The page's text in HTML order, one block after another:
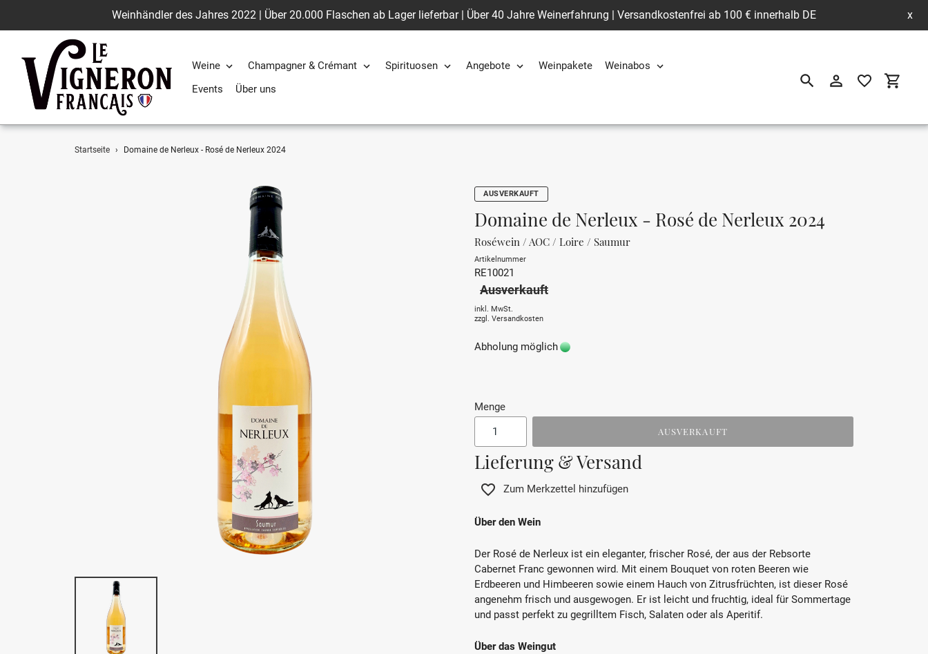
Weinhändler des Jahres 2022 | Über 20.000 Flaschen ab Lager lieferbar | Über 40 Jahre Weinerfahrung | Versandkostenfrei ab 100 € innerhalb DE x
Weine Champagner & Crémant Spirituosen Angebote Weinpakete
Weinabos
Events
Über uns SuchenEinloggen
Startseite › Domaine de Nerleux - Rosé de Nerleux 2024
AUSVERKAUFT
Domaine de Nerleux - Rosé de Nerleux 2024
Roséwein / AOC / Loire / Saumur
Artikelnummer
RE10021
Ausverkauft
inkl. MwSt.
zzgl. Versandkosten
Abholung möglich
Menge
AUSVERKAUFT
Lieferung & Versand
Zum Merkzettel hinzufügen
Über den Wein
Der Rosé de Nerleux ist ein eleganter, frischer Rosé, der aus der Rebsorte
Cabernet Franc gewonnen wird. Mit einem Bouquet von roten Beeren wie
Erdbeeren und Himbeeren sowie einem Hauch von Zitrusfrüchten, ist dieser Rosé
angenehm frisch und ausgewogen. Er ist leicht und fruchtig, ideal für Sommertage
und passt perfekt zu gegrilltem Fisch, Salaten oder als Aperitif.
Über das Weingut